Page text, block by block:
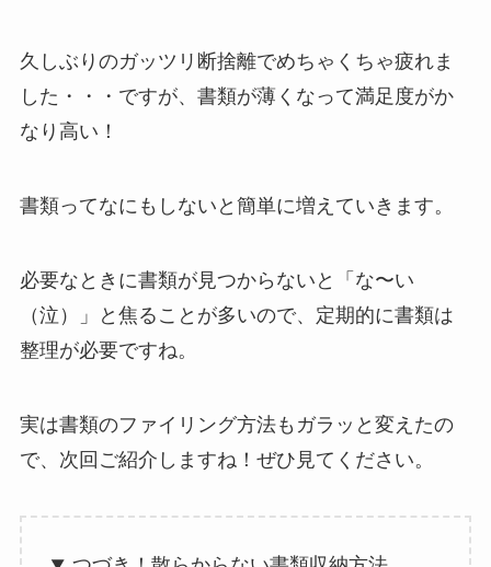
久しぶりのガッツリ断捨離でめちゃくちゃ疲れま
した・・・ですが、書類が薄くなって満足度がか
なり高い！
書類ってなにもしないと簡単に増えていきます。
必要なときに書類が見つからないと「な〜い
（泣）」と焦ることが多いので、定期的に書類は
整理が必要ですね。
実は書類のファイリング方法もガラッと変えたの
で、次回ご紹介しますね！ぜひ見てください。